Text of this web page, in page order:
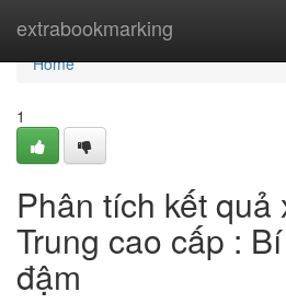
extrabookmarking
Home
Home
1
Phân tích kết quả
Trung cao cấp :
đậm